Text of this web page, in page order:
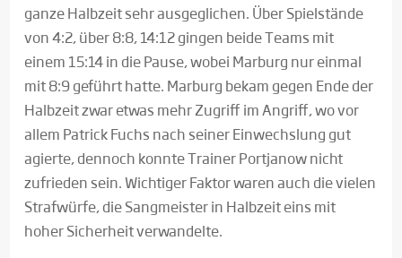
ganze Halbzeit sehr ausgeglichen. Über Spielstände
von 4:2, über 8:8, 14:12 gingen beide Teams mit
einem 15:14 in die Pause, wobei Marburg nur einmal
mit 8:9 geführt hatte. Marburg bekam gegen Ende der
Halbzeit zwar etwas mehr Zugriff im Angriff, wo vor
allem Patrick Fuchs nach seiner Einwechslung gut
agierte, dennoch konnte Trainer Portjanow nicht
zufrieden sein. Wichtiger Faktor waren auch die vielen
Strafwürfe, die Sangmeister in Halbzeit eins mit
hoher Sicherheit verwandelte.